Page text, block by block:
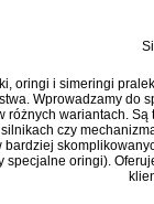
oringi i simeringi
Wprowadzamy do
różnych wariantach.
czy
bardziej
specjalne oringi).